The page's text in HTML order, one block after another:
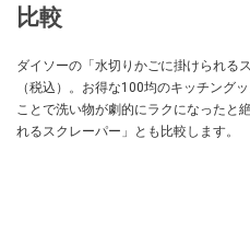
比較
ダイソーの「水切りかごに掛けられる
（税込）。お得な100均のキッチング
ことで洗い物が劇的にラクになったと
れるスクレーパー」とも比較します。